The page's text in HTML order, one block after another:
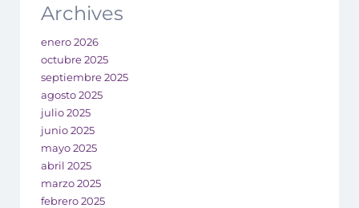
Archives
enero 2026
octubre 2025
septiembre 2025
agosto 2025
julio 2025
junio 2025
mayo 2025
abril 2025
marzo 2025
febrero 2025